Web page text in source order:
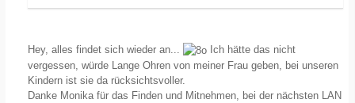
Hey, alles findet sich wieder an...
Ich hätte das nicht
vergessen, würde Lange Ohren von meiner Frau geben, bei unseren
Kindern ist sie da rücksichtsvoller.
Danke Monika für das Finden und Mitnehmen, bei der nächsten LAN